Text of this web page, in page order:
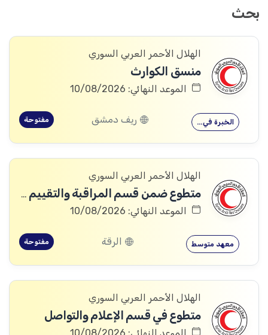
بحث
الهلال الأحمر العربي السوري
منسق الكوارث
الموعد النهائي: 10/08/2026
الخبرة في… ريف دمشق مفتوحة
الهلال الأحمر العربي السوري
متطوع ضمن قسم المراقبة والتقييم والتعلم (MEAL)
الموعد النهائي: 10/08/2026
معهد متوسط الرقة مفتوحة
الهلال الأحمر العربي السوري
متطوع في قسم الإعلام والتواصل